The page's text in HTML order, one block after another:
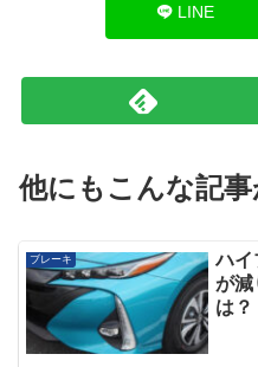
LINE
他にもこんな記
ブレーキ
ハイ
が減
は？